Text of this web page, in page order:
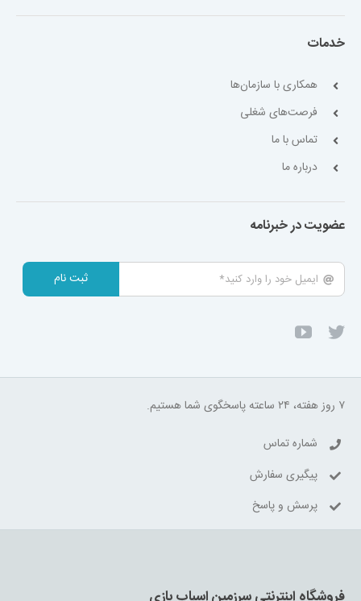
خدمات
همکاری با سازمان‌ها
فرصت‌های شغلی
تماس با ما
درباره ما
عضویت در خبرنامه
ثبت نام
۷ روز هفته، ۲۴ ساعته پاسخگوی شما هستیم.
شماره تماس
پیگیری سفارش
پرسش و پاسخ